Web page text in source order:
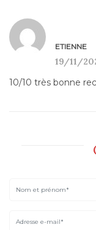
ETIENNE
19/11/
10/10 très bonne